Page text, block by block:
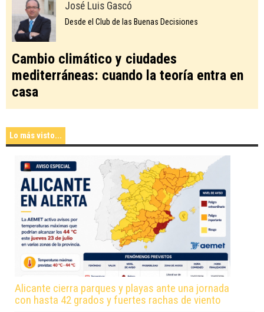
José Luis Gascó
Desde el Club de las Buenas Decisiones
Cambio climático y ciudades
mediterráneas: cuando la teoría entra en
casa
Lo más visto...
Alicante cierra parques y playas ante una jornada
con hasta 42 grados y fuertes rachas de viento